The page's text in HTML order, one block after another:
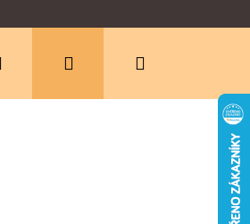
Ergonomická nosítka
Hledat PřihlášeníNákupní